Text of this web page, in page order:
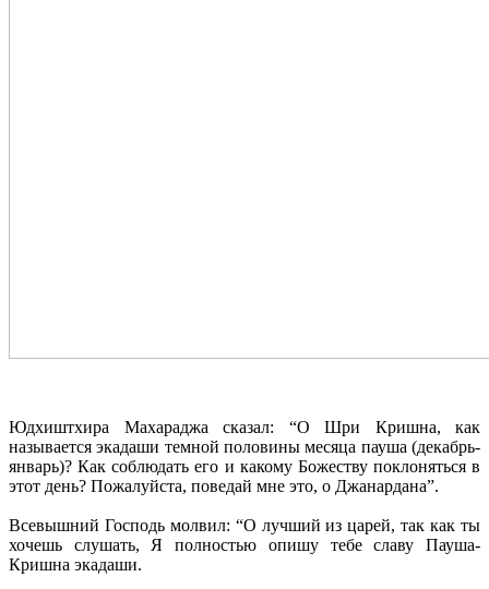
Юдхиштхира Махараджа сказал: “О Шри Кришна, как
называется экадаши темной половины месяца пауша (декабрь-
январь)? Как соблюдать его и какому Божеству поклоняться в
этот день? Пожалуйста, поведай мне это, о Джанардана”.
Всевышний Господь молвил: “О лучший из царей, так как ты
хочешь слушать, Я полностью опишу тебе славу Пауша-
Кришна экадаши.